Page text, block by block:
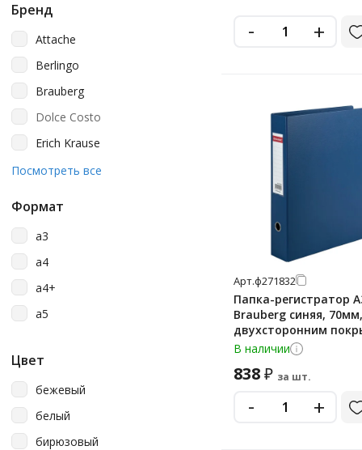
Бренд
Attache
Berlingo
Brauberg
Dolce Costo
Erich Krause
Esselte
Посмотреть все
Формат
a3
a4
a4+
a5
Цвет
бежевый
белый
бирюзовый
- +
Арт.ф271832
Папка-регистратор
Brauberg синяя,
двухсторонним
из ПВХ
В наличии
838₽ за шт.
- +